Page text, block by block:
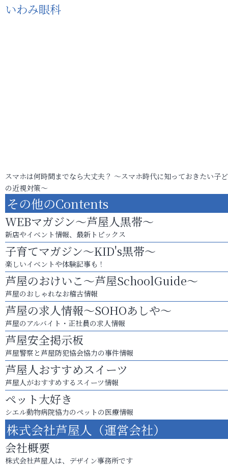
いわみ眼科
スマホは何時間までなら大丈夫？ ～スマホ時代に知っておきたい子
の近視対策～
その他のContents
WEBマガジン～芦屋人黒帯～
新店やイベント情報、最新トピックス
子育てマガジン～KID's黒帯～
楽しいイベントや体験記事も！
芦屋のおけいこ～芦屋SchoolGuide～
芦屋のおしゃれなお稽古情報
芦屋の求人情報～SOHOあしや～
芦屋のアルバイト・正社員の求人情報
芦屋安全掲示板
芦屋警察と芦屋防犯協会協力の事件情報
芦屋人おすすめスイーツ
芦屋人がおすすめするスイーツ情報
ペット大好き
シエル動物病院協力のペットの医療情報
株式会社芦屋人（運営会社）
会社概要
株式会社芦屋人は、デザイン事務所です